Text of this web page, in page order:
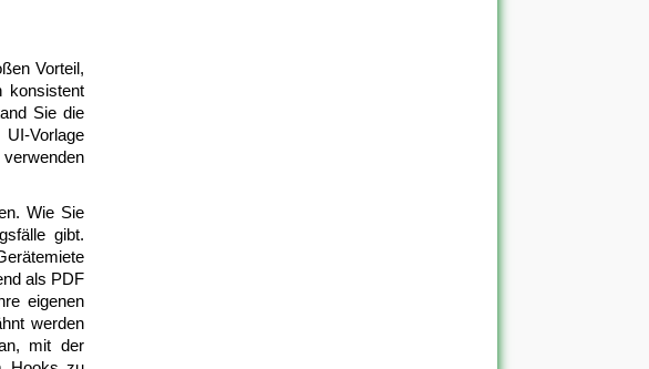
Vorteil,
konsistent
Sie die
Vorlage
Wie Sie
gibt.
als PDF
eigenen
werden
mit der